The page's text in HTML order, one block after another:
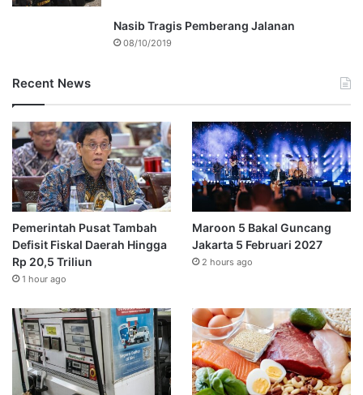
Nasib Tragis Pemberang Jalanan
08/10/2019
Recent News
Pemerintah Pusat Tambah
Defisit Fiskal Daerah Hingga
Rp 20,5 Triliun
1 hour ago
Maroon 5 Bakal Guncang
Jakarta 5 Februari 2027
2 hours ago